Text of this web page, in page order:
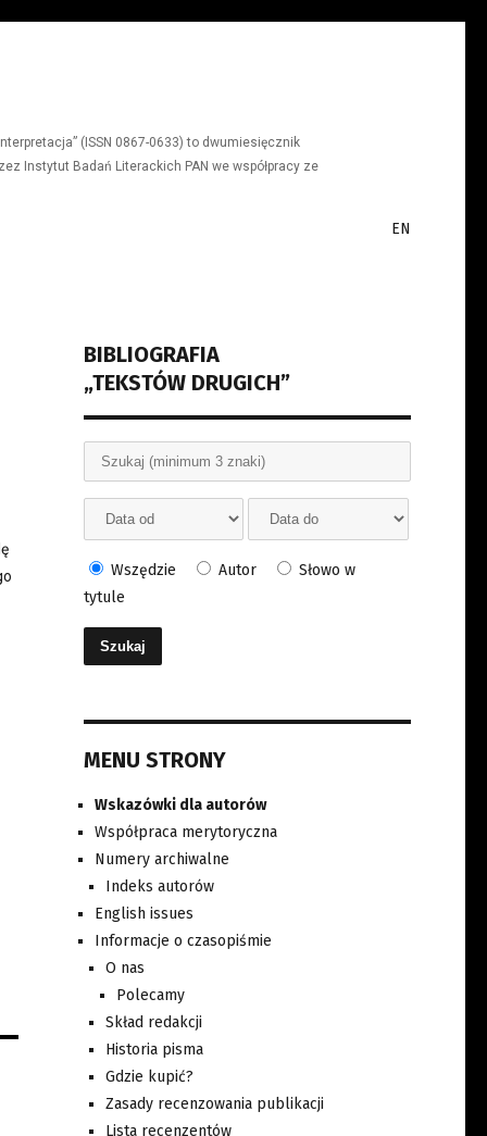
(ISSN 0867-0633) to dwumiesięcznik
Instytut Badań Literackich PAN we współpracy ze
EN
BIBLIOGRAFIA
„TEKSTÓW DRUGICH”
Wszędzie Autor
Słowo w
tytule
MENU STRONY
Wskazówki dla autorów
Współpraca merytoryczna
Numery archiwalne
Indeks autorów
English issues
Informacje o czasopiśmie
O nas
Polecamy
Skład redakcji
Historia pisma
Gdzie kupić?
Zasady recenzowania publikacji
Lista recenzentów